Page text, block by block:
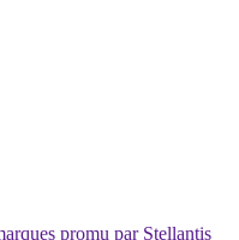
promu par Stellantis